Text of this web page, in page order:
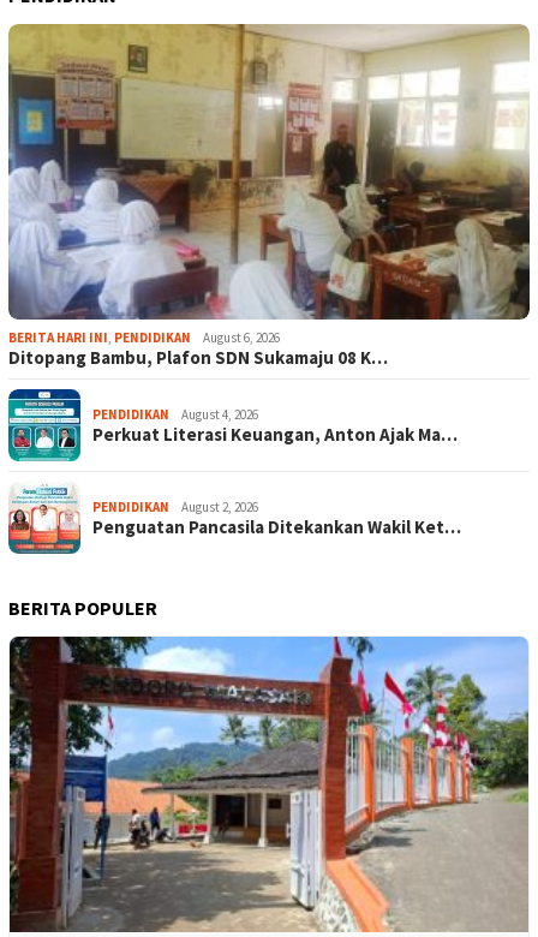
BERITA HARI INI, PENDIDIKAN August 6, 2026
Ditopang Bambu, Plafon SDN Sukamaju 08 K…
PENDIDIKAN August 4, 2026
Perkuat Literasi Keuangan, Anton Ajak Ma…
PENDIDIKAN August 2, 2026
Penguatan Pancasila Ditekankan Wakil Ket…
BERITA POPULER